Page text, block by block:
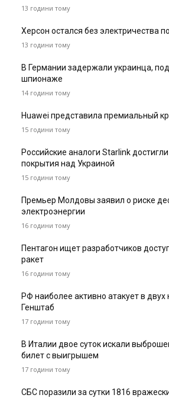
13 години тому
Херсон остался без электричества
13 години тому
В Германии задержали украинца,
шпионаже
14 години тому
Huawei представила премиальный
15 години тому
Российские аналоги Starlink
покрытия над Украиной
15 години тому
Премьер Молдовы заявил о риске
электроэнергии
16 години тому
Пентагон ищет разработчиков
ракет
16 години тому
РФ наиболее активно атакует в
Генштаб
17 години тому
В Италии двое суток искали
билет с выигрышем
17 години тому
СБС поразили за сутки 1816